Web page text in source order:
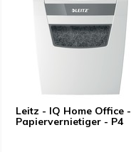
Leitz - IQ Home Office -
Papiervernietiger - P4